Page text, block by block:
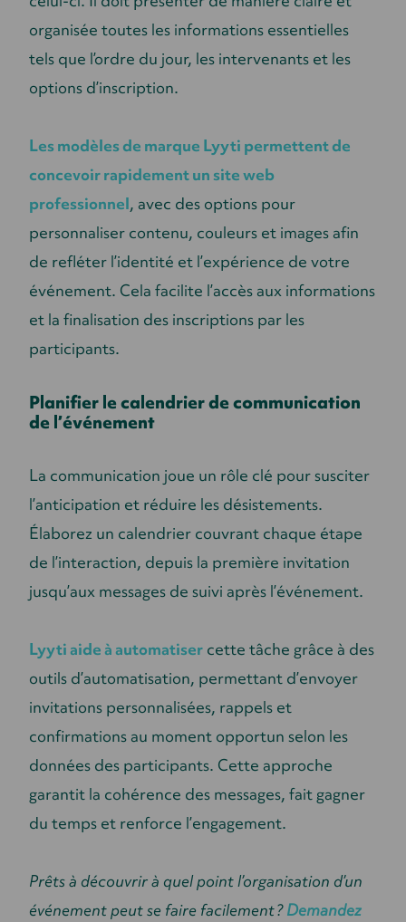
organisée toutes les informations essentielles
tels que l’ordre du jour, les intervenants et les
options d’inscription.
Les modèles de marque Lyyti permettent de
concevoir rapidement un site web
professionnel, avec des options pour
personnaliser contenu, couleurs et images afin
de refléter l’identité et l’expérience de votre
événement. Cela facilite l’accès aux informations
et la finalisation des inscriptions par les
participants.
Planifier le calendrier de communication
de l’événement
La communication joue un rôle clé pour susciter
l’anticipation et réduire les désistements.
Élaborez un calendrier couvrant chaque étape
de l’interaction, depuis la première invitation
jusqu’aux messages de suivi après l’événement.
Lyyti aide à automatiser cette tâche grâce à des
outils d’automatisation, permettant d’envoyer
invitations personnalisées, rappels et
confirmations au moment opportun selon les
données des participants. Cette approche
garantit la cohérence des messages, fait gagner
du temps et renforce l’engagement.
Prêts à découvrir à quel point l’organisation d’un
événement peut se faire facilement ?Demandez